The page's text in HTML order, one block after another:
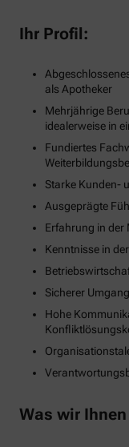
Ihr Profil:
als Apotheker
Mehrjährige
idealerweise in
Fundiertes
Starke Kunden-
Ausgeprägte
Erfahrung in
Kenntnisse in
Sicherer
Hohe
Was wir